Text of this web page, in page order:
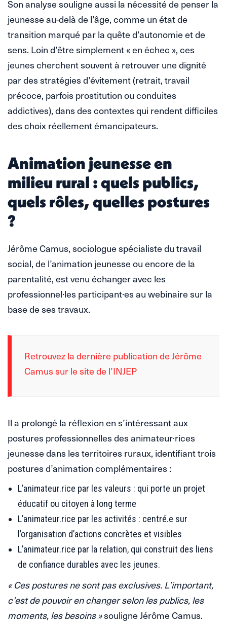
Son analyse souligne aussi la nécessité de penser la
jeunesse au-delà de l’âge, comme un état de
transition marqué par la quête d’autonomie et de
sens. Loin d’être simplement « en échec », ces
jeunes cherchent souvent à retrouver une dignité
par des stratégies d’évitement (retrait, travail
précoce, parfois prostitution ou conduites
addictives), dans des contextes qui rendent difficiles
des choix réellement émancipateurs.
Animation jeunesse en
milieu rural : quels publics,
quels rôles, quelles postures
?
Jérôme Camus, sociologue spécialiste du travail
social, de l’animation jeunesse ou encore de la
parentalité, est venu échanger avec les
professionnel·les participant·es au webinaire sur la
base de ses travaux.
Retrouvez la dernière publication de Jérôme
Camus sur le site de l’INJEP
Il a prolongé la réflexion en s’intéressant aux
postures professionnelles des animateur·rices
jeunesse dans les territoires ruraux, identifiant trois
postures d’animation complémentaires :
L’animateur.rice par les valeurs : qui porte un projet
éducatif ou citoyen à long terme
L’animateur.rice par les activités : centré.e sur
l’organisation d’actions concrètes et visibles
L’animateur.rice par la relation, qui construit des liens
de confiance durables avec les jeunes.
« Ces postures ne sont pas exclusives. L’important,
c’est de pouvoir en changer selon les publics, les
moments, les besoins »souligne Jérôme Camus.